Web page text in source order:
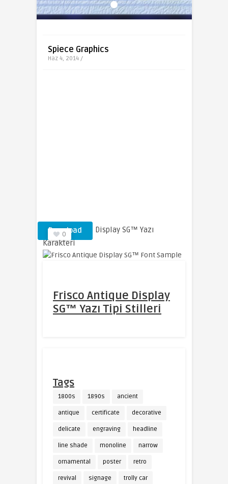
Spiece Graphics
Haz 4, 2014 /
Download
0
Frisco Antique Display SG™ Yazı
Karakteri
Frisco Antique Display
SG™ Yazı Tipi Stilleri
Tags
1800s 1890s ancient
antique certificate decorative
delicate engraving headline
line shade monoline narrow
ornamental poster retro
revival signage trolly car